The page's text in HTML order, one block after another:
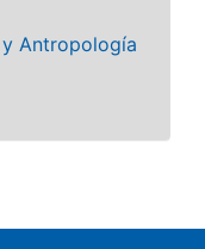
Antropología